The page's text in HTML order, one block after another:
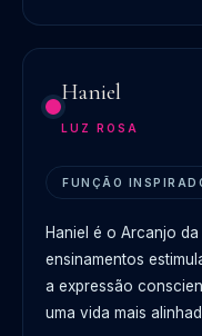
Haniel
LUZ ROSA
FUNÇÃO
Haniel é o Arcanjo
ensinamentos
a expressão
uma vida mais